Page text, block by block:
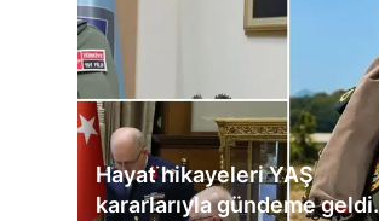
Hayat hikayeleri YAŞ
kararlarıyla gündeme geldi.